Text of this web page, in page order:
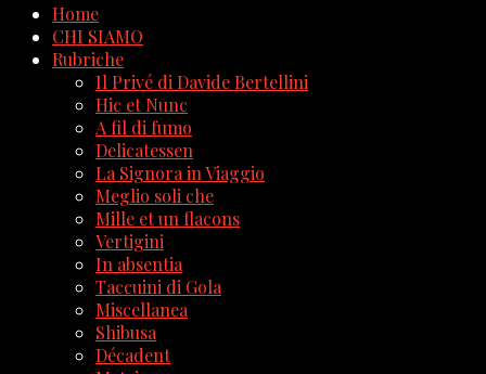
Home
CHI SIAMO
Rubriche
Il Privé di Davide Bertellini
Hic et Nunc
A fil di fumo
Delicatessen
La Signora in Viaggio
Meglio soli che
Mille et un flacons
Vertigini
In absentia
Taccuini di Gola
Miscellanea
Shibusa
Décadent